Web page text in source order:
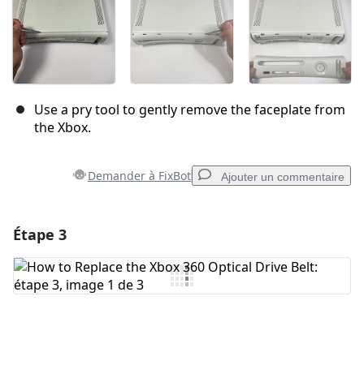
Use a pry tool to gently remove the faceplate from
the Xbox.
Demander à FixBot Ajouter un commentaire
Ajouter un commentaire
Étape 3